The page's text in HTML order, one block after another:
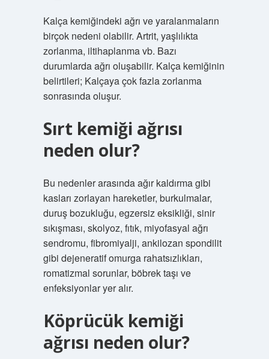
Kalça kemiğindeki ağrı ve yaralanmaların
birçok nedeni olabilir. Artrit, yaşlılıkta
zorlanma, iltihaplanma vb. Bazı
durumlarda ağrı oluşabilir. Kalça kemiğinin
belirtileri; Kalçaya çok fazla zorlanma
sonrasında oluşur.
Sırt kemiği ağrısı
neden olur?
Bu nedenler arasında ağır kaldırma gibi
kasları zorlayan hareketler, burkulmalar,
duruş bozukluğu, egzersiz eksikliği, sinir
sıkışması, skolyoz, fıtık, miyofasyal ağrı
sendromu, fibromiyalji, ankilozan spondilit
gibi dejeneratif omurga rahatsızlıkları,
romatizmal sorunlar, böbrek taşı ve
enfeksiyonlar yer alır.
Köprücük kemiği
ağrısı neden olur?